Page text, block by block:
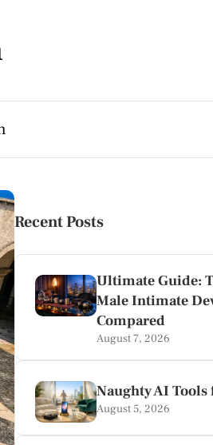
Recent Posts
Ultimate Guide:
Male Intimate
Compared
August 7, 2026
Naughty AI
August 5, 2026